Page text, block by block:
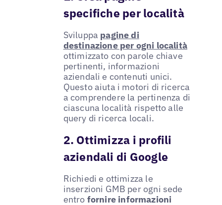
specifiche per località
Sviluppa pagine di
destinazione per ogni località
ottimizzato con parole chiave
pertinenti, informazioni
aziendali e contenuti unici.
Questo aiuta i motori di ricerca
a comprendere la pertinenza di
ciascuna località rispetto alle
query di ricerca locali.
2. Ottimizza i profili
aziendali di Google
Richiedi e ottimizza le
inserzioni GMB per ogni sede
entro fornire informazioni